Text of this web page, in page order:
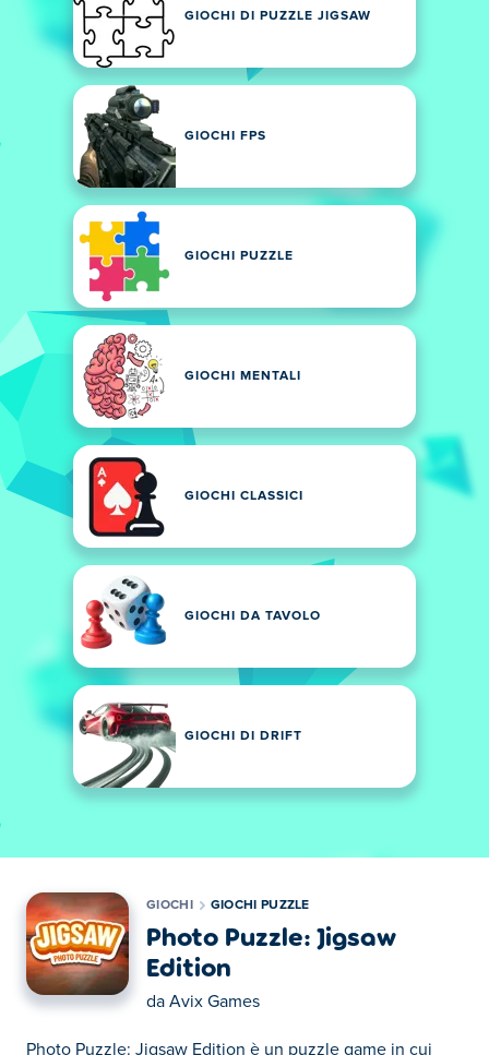
GIOCHI DI PUZZLE JIGSAW
GIOCHI FPS
GIOCHI PUZZLE
GIOCHI MENTALI
GIOCHI CLASSICI
GIOCHI DA TAVOLO
GIOCHI DI DRIFT
GIOCHI GIOCHI PUZZLE
Photo Puzzle: Jigsaw
Edition
da Avix Games
Photo Puzzle: Jigsaw Edition è un puzzle game in cui